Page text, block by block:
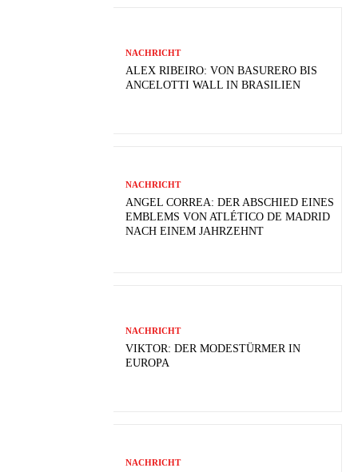
NACHRICHT
ALEX RIBEIRO: VON BASURERO BIS
ANCELOTTI WALL IN BRASILIEN
NACHRICHT
ANGEL CORREA: DER ABSCHIED EINES
EMBLEMS VON ATLÉTICO DE MADRID
NACH EINEM JAHRZEHNT
NACHRICHT
VIKTOR: DER MODESTÜRMER IN
EUROPA
NACHRICHT